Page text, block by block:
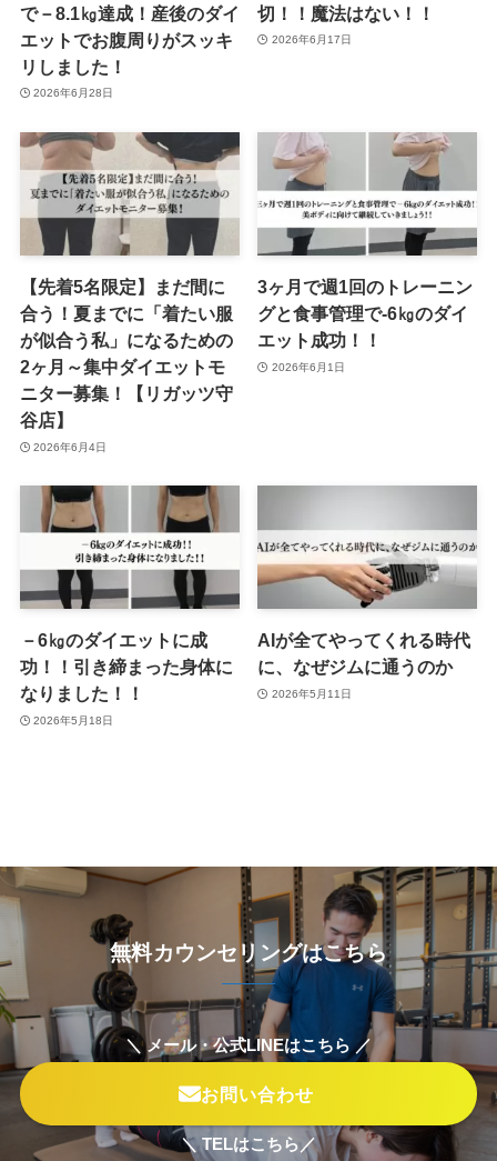
で－8.1㎏達成！産後のダイ
エットでお腹周りがスッキ
リしました！
2026年6月28日
切！！魔法はない！！
2026年6月17日
【先着5名限定】まだ間に
合う！夏までに「着たい服
が似合う私」になるための
2ヶ月～集中ダイエットモ
ニター募集！【リガッツ守
谷店】
2026年6月4日
3ヶ月で週1回のトレーニン
グと食事管理で-6㎏のダイ
エット成功！！
2026年6月1日
－6㎏のダイエットに成
功！！引き締まった身体に
なりました！！
2026年5月18日
AIが全てやってくれる時代
に、なぜジムに通うのか
2026年5月11日
無料カウンセリングはこちら
＼ メール・公式LINEはこちら ／
お問い合わせ
＼ TELはこちら／